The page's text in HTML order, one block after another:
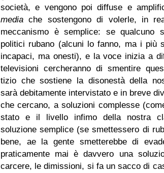
società, e vengono poi diffuse e
media che sostengono di volerle, in
meccanismo è semplice: se qualcuno
politici rubano (alcuni lo fanno, ma i più
incapaci, ma onesti), e la voce inizia a
televisioni cercheranno di smentire
tizio che sostiene la disonestà della
sarà debitamente intervistato e in breve
che cercano, a soluzioni complesse
stato e il livello infimo della nostra
soluzione semplice (se smettessero di
bene, ae la gente smetterebbe di
praticamente mai è davvero una
carcere, le dimissioni, si fa un sacco di